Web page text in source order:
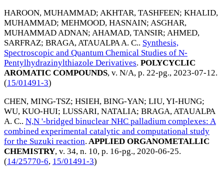
HAROON, MUHAMMAD; AKHTAR, TASHFEEN; KHALID,
MUHAMMAD; MEHMOOD, HASNAIN; ASGHAR,
MUHAMMAD ADNAN; AHAMAD, TANSIR; AHMED,
SARFRAZ; BRAGA, ATAUALPA A. C.. Synthesis,
Spectroscopic and Quantum Chemical Studies of N-
Pentylhydrazinylthiazole Derivatives. POLYCYCLIC
AROMATIC COMPOUNDS, v. N/A, p. 22-pg., 2023-07-12.
(15/01491-3)
CHEN, MING-TSZ; HSIEH, BING-YAN; LIU, YI-HUNG;
WU, KUO-HUI; LUSSARI, NATALIA; BRAGA, ATAUALPA
A. C.. N,N '-bridged binuclear NHC palladium complexes: A
combined experimental catalytic and computational study
for the Suzuki reaction. APPLIED ORGANOMETALLIC
CHEMISTRY, v. 34, n. 10, p. 16-pg., 2020-06-25.
(14/25770-6, 15/01491-3)